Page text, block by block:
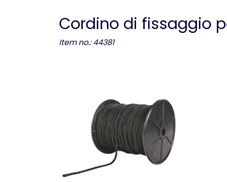
Cordino di fissaggio
Item no.: 44381